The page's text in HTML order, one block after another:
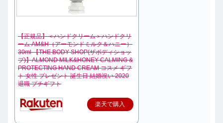
【正規品】＜ハンドクリーム＞ハンドクリ
ーム AM&H（アーモンドミルク＆ハニー）
30ml 【THE BODY SHOP(ザボディショッ
プ)】ALMOND MILK&HONEY CALMING &
PROTECTING HAND CREAM コスメ ギフ
ト 女性 プレゼント 誕生日 結婚祝い 2020
退職 プチギフト
楽天で購入